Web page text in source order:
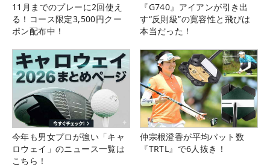
11月までのプレーに2回使え
る！コース限定3,500円クー
ポン配布中！
『G740』アイアンが引き出
す“反則級”の寛容性と飛びは
本当だった！
今年も男女プロが強い「キャ
ロウェイ」のニュース一覧は
こちら！
仲宗根澄香が平均パット数
『TRTL』で6人抜き！